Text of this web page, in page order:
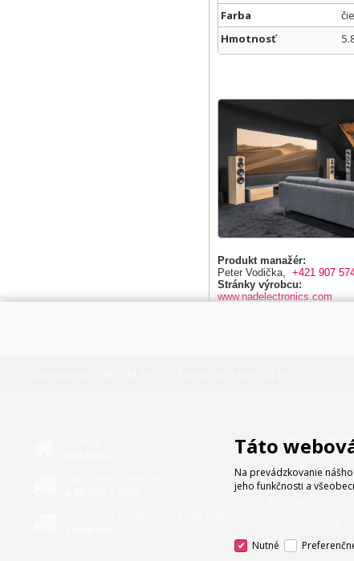
Farba
Hmotnosť
Produkt manažér:
Peter Vodička, +421 907
Stránky výrobcu:
www.nadelectronics.com
O
O nás
Servis
Táto
Na prevádzkovanie
jeho funkčnosti a
Nutné